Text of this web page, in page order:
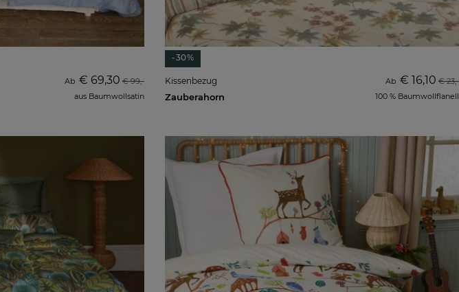
Ab € 69,30 € 99,-
aus Baumwollsatin
-30%
Kissenbezug
Zauberahorn
Ab € 16,10 € 23,-
100 % Baumwollflanell